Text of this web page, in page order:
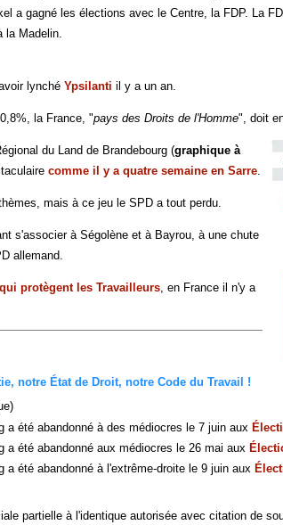
a gagné les élections avec le Centre, la FDP. La
la Madelin.
lynché Ypsilanti il y a un an.
la France, "pays des Droits de l'Homme", doit
du Land de Brandebourg (graphique à
comme il y a quatre semaine en Sarre.
mais à ce jeu le SPD a tout perdu.
s'associer à Ségolène et à Bayrou, à une chute
allemand.
protègent les Travailleurs, en France il n'y a
notre État de Droit, notre Code du Travail !
a été abandonné à des médiocres le 7 juin aux
a été abandonné aux médiocres le 26 mai aux
a été abandonné à l'extrême-droite le 9 juin aux
partielle à l'identique autorisée avec citation de